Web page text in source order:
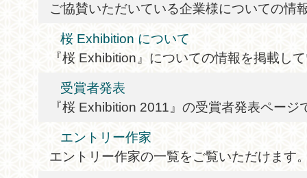
ご協賛いただいている企業様についての情
桜 Exhibition について
『桜 Exhibition』についての情報を掲載し
受賞者発表
『桜 Exhibition 2011』の受賞者発表ページ
エントリー作家
エントリー作家の一覧をご覧いただけます